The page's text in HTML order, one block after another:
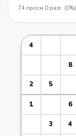
74 просм.0 разг. (0%)
4
8
2 5
1 6
3 4